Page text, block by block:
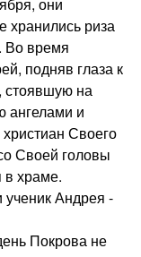
хранились риза
Во время
подняв глаза к
стоявшую на
ангелами и
Своего
Своей головы
в храме.
ученик Андрея -
Покрова не